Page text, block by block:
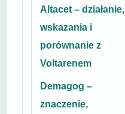
Altacet – działanie,
wskazania i
porównanie z
Voltarenem
Demagog –
znaczenie,